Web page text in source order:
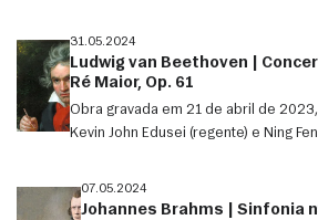
31.05.2024
Ludwig van Beethoven |
Ré Maior, Op. 61
Obra gravada em 21 de abril de 2023,
Kevin John Edusei (regente) e Ning
07.05.2024
Johannes Brahms | Sinfonia